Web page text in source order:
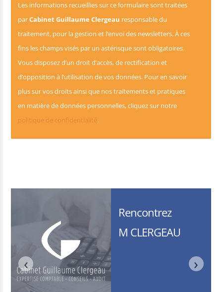
Les informations recueillies sur ce formulaire sont traitées
parCabinet Guillaume Clergeau responsable du
traitement, pour la gestion et l’envoi des newsletters. À ces
fins les champs visés par un astérisque sont obligatoires.
Vous disposez d’un droit d’accès, de rectification et
d’opposition à l’utilisation de vos données. Pour en savoir
plus sur vos droits ainsi que nos traitements et pratiques
en matière de données personnelles, cliquez sur notre
politique de confidentialité.
Rencontrez
M CLERGEAU
‹ ›